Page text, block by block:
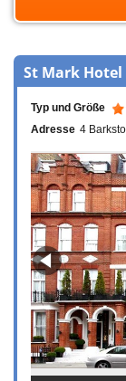
St Mark
Typ und Größe
Adresse 4